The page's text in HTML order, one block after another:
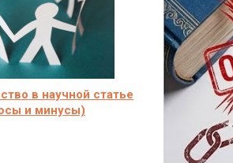
в научной статье
и минусы)